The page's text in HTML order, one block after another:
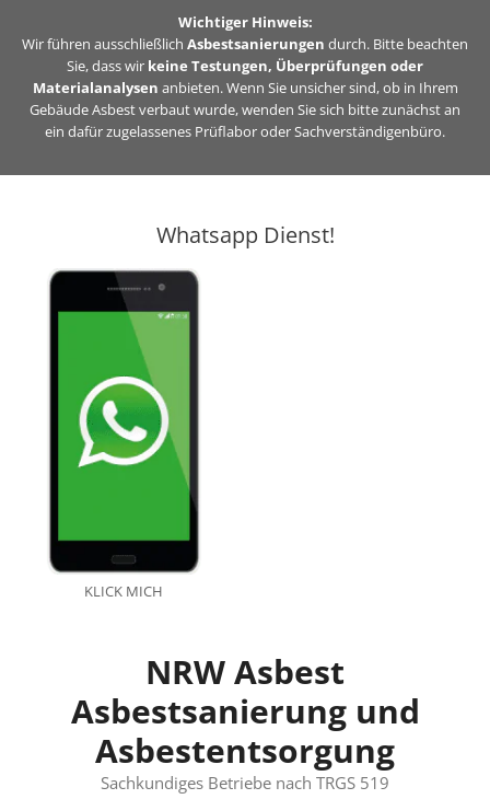
Inhalt
springen
Wichtiger Hinweis:
Wir führen ausschließlich Asbestsanierungen durch. Bitte beachten
Sie, dass wir keine Testungen, Überprüfungen oder
Materialanalysen anbieten. Wenn Sie unsicher sind, ob in Ihrem
Gebäude Asbest verbaut wurde, wenden Sie sich bitte zunächst an
ein dafür zugelassenes Prüflabor oder Sachverständigenbüro.
Whatsapp Dienst!
KLICK MICH
NRW Asbest
Asbestsanierung und
Asbestentsorgung
Sachkundiges Betriebe nach TRGS 519